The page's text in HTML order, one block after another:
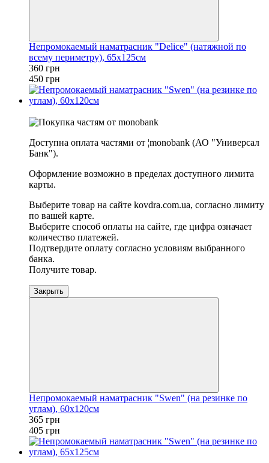
Непромокаемый наматрасник "Delice" (натяжной по
всему периметру), 65х125см
360 грн
450 грн
Доступна оплата частями от ¦monobank (АО "Универсал
Банк").
Оформление возможно в пределах доступного лимита
карты.
Выберите товар на сайте kovdra.com.ua, согласно лимиту
по вашей карте.
Выберите способ оплаты на сайте, где цифра означает
количество платежей.
Подтвердите оплату согласно условиям выбранного
банка.
Получите товар.
Закрыть
Непромокаемый наматрасник "Swen" (на резинке по
углам), 60х120см
365 грн
405 грн